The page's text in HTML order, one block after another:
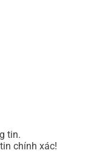
tin.
chính xác!